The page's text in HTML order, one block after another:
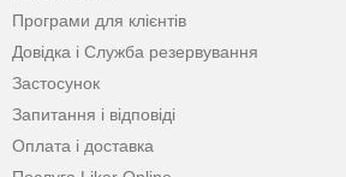
Програми для клієнтів
Довідка і Служба резервування
Застосунок
Запитання і відповіді
Оплата і доставка